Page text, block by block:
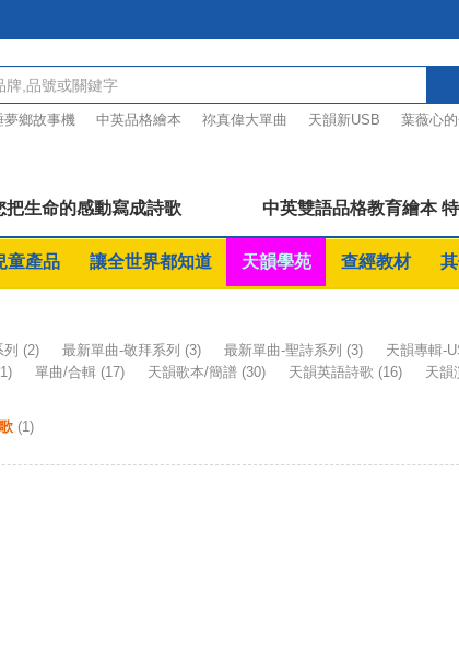
夢鄉故事機 中英品格繪本 祢真偉大單曲 天韻新USB
葉薇心
把生命的感動寫成詩歌 中英雙語品格教育繪本
童產品 讓全世界都知道 天韻學苑 查經教材
列 (2) 最新單曲-敬拜系列 (3) 最新單曲-聖詩系列 (3) 天韻專輯-
單曲/合輯 (17) 天韻歌本/簡譜 (30) 天韻英語詩歌 (16) 天韻
(1)